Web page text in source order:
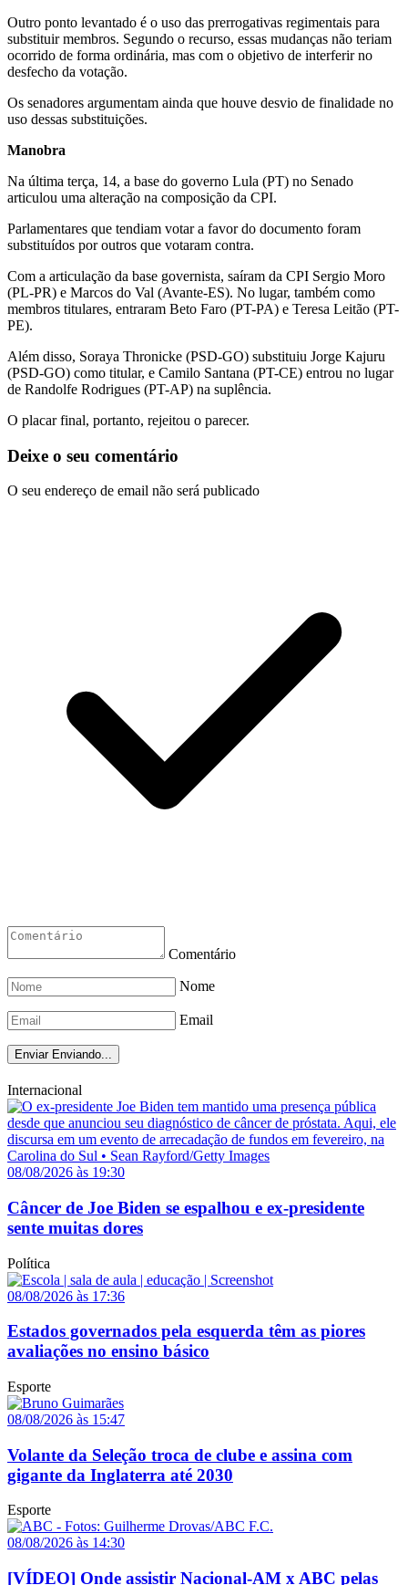
Outro ponto levantado é o uso das prerrogativas regimentais para
substituir membros. Segundo o recurso, essas mudanças não teriam
ocorrido de forma ordinária, mas com o objetivo de interferir no
desfecho da votação.
Os senadores argumentam ainda que houve desvio de finalidade no
uso dessas substituições.
Manobra
Na última terça, 14, a base do governo Lula (PT) no Senado
articulou uma alteração na composição da CPI.
Parlamentares que tendiam votar a favor do documento foram
substituídos por outros que votaram contra.
Com a articulação da base governista, saíram da CPI Sergio Moro
(PL-PR) e Marcos do Val (Avante-ES). No lugar, também como
membros titulares, entraram Beto Faro (PT-PA) e Teresa Leitão (PT-
PE).
Além disso, Soraya Thronicke (PSD-GO) substituiu Jorge Kajuru
(PSD-GO) como titular, e Camilo Santana (PT-CE) entrou no lugar
de Randolfe Rodrigues (PT-AP) na suplência.
O placar final, portanto, rejeitou o parecer.
Deixe o seu comentário
O seu endereço de email não será publicado
Comentário
Nome
Email
Enviar Enviando...
Internacional
08/08/2026 às 19:30
Câncer de Joe Biden se espalhou e ex-presidente
sente muitas dores
Política
08/08/2026 às 17:36
Estados governados pela esquerda têm as piores
avaliações no ensino básico
Esporte
08/08/2026 às 15:47
Volante da Seleção troca de clube e assina com
gigante da Inglaterra até 2030
Esporte
08/08/2026 às 14:30
[VÍDEO] Onde assistir Nacional-AM x ABC pelas